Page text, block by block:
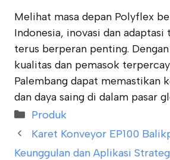
Melihat masa depan Polyflex
Indonesia, inovasi dan
terus berperan penting.
kualitas dan pemasok
Palembang dapat memastikan
dan daya saing di dalam pasar
Categories
Produk
Karet Konveyor EP100
Keunggulan dan Aplikasi